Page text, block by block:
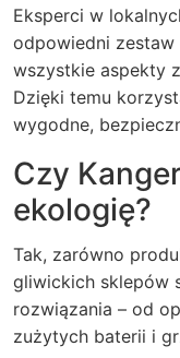
Eksperci w
odpowiedni
wszystkie aspekty
Dzięki temu
wygodne,
Czy
ekologię?
Tak, zarówno
gliwickich sklepów
rozwiązania – od
zużytych baterii i